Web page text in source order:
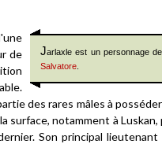
Jarlaxle est un personnage
Salvatore
de
des rares mâles à
surface, notamment à
Son principal lieutenant